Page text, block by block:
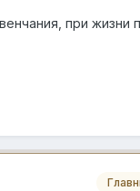
при жизни